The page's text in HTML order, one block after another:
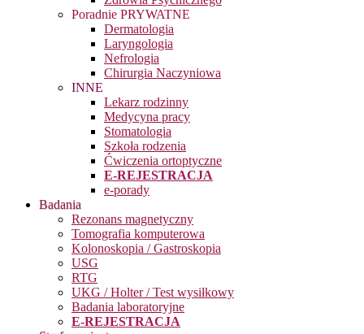
Poradnie PRYWATNE
Dermatologia
Laryngologia
Nefrologia
Chirurgia Naczyniowa
INNE
Lekarz rodzinny
Medycyna pracy
Stomatologia
Szkoła rodzenia
Ćwiczenia ortoptyczne
E-REJESTRACJA
e-porady
Badania
Rezonans magnetyczny
Tomografia komputerowa
Kolonoskopia / Gastroskopia
USG
RTG
UKG / Holter / Test wysiłkowy
Badania laboratoryjne
E-REJESTRACJA